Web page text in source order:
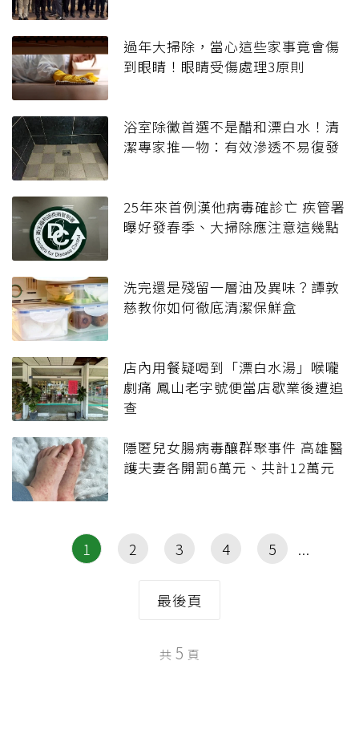
過年大掃除，當心這些家事竟會傷
到眼睛！眼睛受傷處理3原則
浴室除黴首選不是醋和漂白水！清
潔專家推一物：有效滲透不易復發
25年來首例漢他病毒確診亡 疾管署
曝好發春季、大掃除應注意這幾點
洗完還是殘留一層油及異味？譚敦
慈教你如何徹底清潔保鮮盒
店內用餐疑喝到「漂白水湯」喉嚨
劇痛 鳳山老字號便當店歇業後遭追
查
隱匿兒女腸病毒釀群聚事件 高雄醫
護夫妻各開罰6萬元、共計12萬元
1 2 3 4 5
最後頁
共 5 頁